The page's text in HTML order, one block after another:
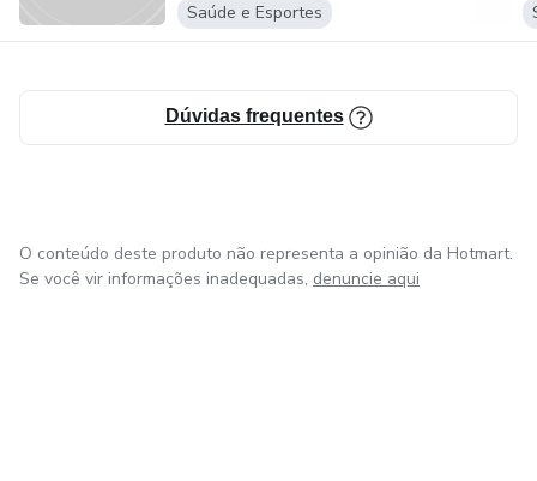
Saúde e Esportes
Dúvidas frequentes
O conteúdo deste produto não representa a opinião da Hotmart.
Se você vir informações inadequadas, denuncie aqui